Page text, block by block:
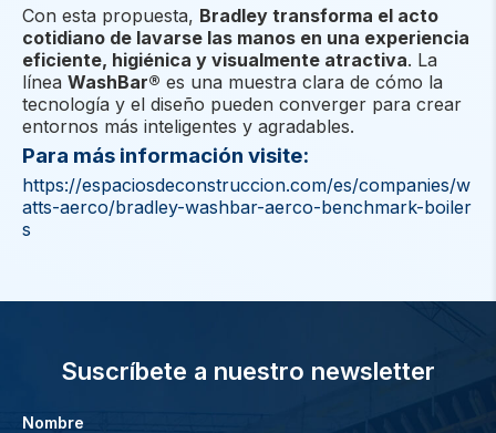
Con esta propuesta, Bradley transforma el acto
cotidiano de lavarse las manos en una experiencia
eficiente, higiénica y visualmente atractiva. La
línea WashBar® es una muestra clara de cómo la
tecnología y el diseño pueden converger para crear
entornos más inteligentes y agradables.
Para más información visite:
https://espaciosdeconstruccion.com/es/companies/w
atts-aerco/bradley-washbar-aerco-benchmark-boiler
s
Suscríbete a nuestro newsletter
Nombre